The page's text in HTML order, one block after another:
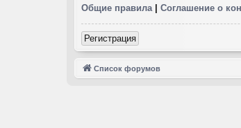
Общие правила | Соглашение о
Регистрация
Список форумов